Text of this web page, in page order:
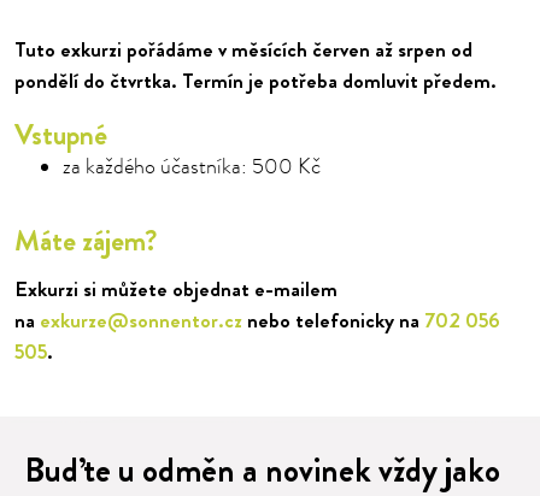
Tuto exkurzi pořádáme v měsících červen až srpen od
pondělí do čtvrtka. Termín je potřeba domluvit předem.
Vstupné
za každého účastníka: 500 Kč
Máte zájem?
Exkurzi si můžete objednat e-mailem
na exkurze@sonnentor.cz nebo telefonicky na 702 056
505.
Buďte u odměn a novinek vždy jako